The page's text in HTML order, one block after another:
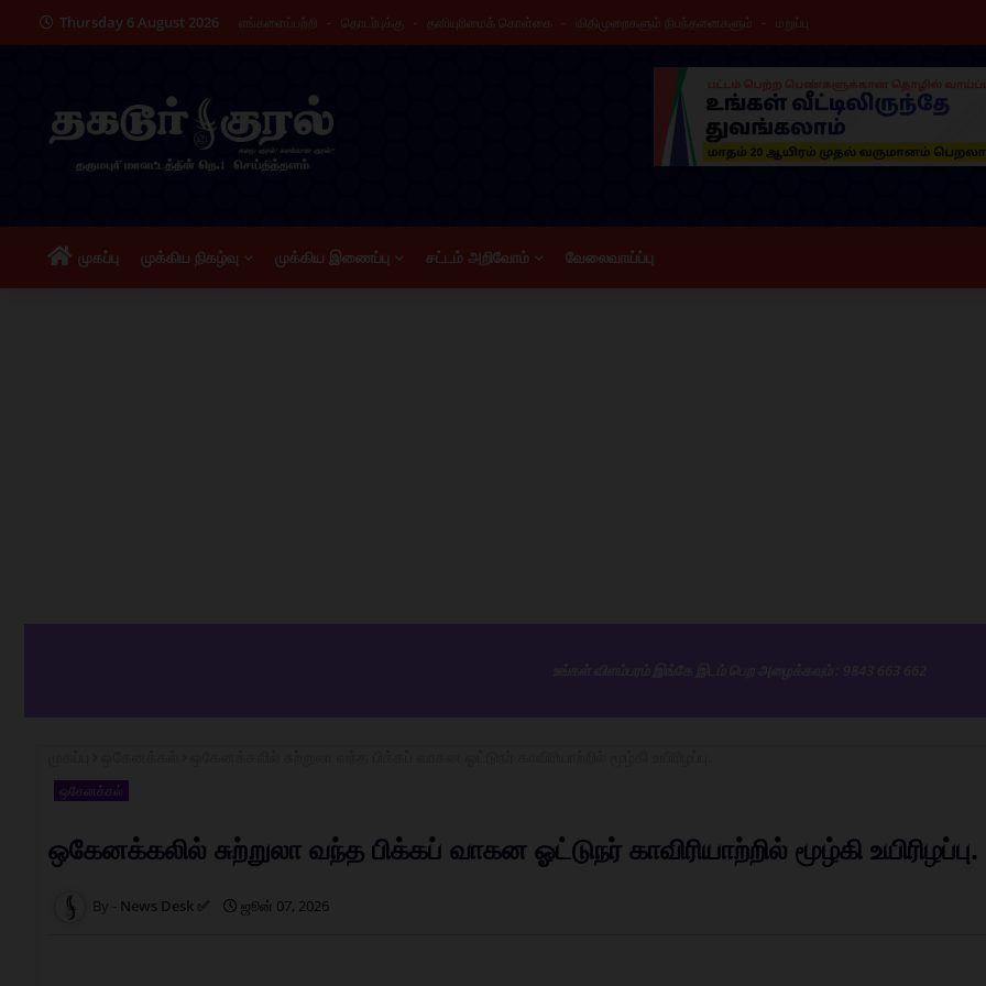
Thursday 6 August 2026 எங்களைப்பற்றி தொடர்புக்கு தனியுரிமைக் கொள்கை விதிமுறைகளும் நிபந்தனைகளும் மறுப்பு
முகப்பு முக்கிய நிகழ்வு முக்கிய இணைப்பு சட்டம் அறிவோம் வேலைவாய்ப்பு
ஒகேனக்கல்
ஒகேனக்கலில் சுற்றுலா வந்த பிக்கப் வாகன ஓட்டுநர் காவிரியாற்றில் மூழ்கி உயிரிழப்பு.
News Desk ✅ ஜூன் 07, 2026